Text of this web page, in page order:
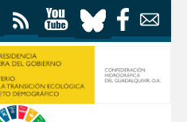
Contactar